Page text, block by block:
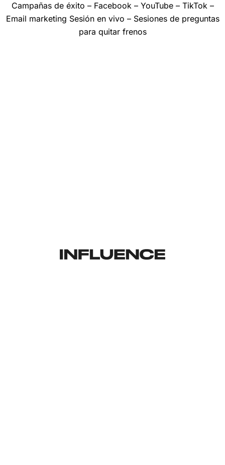
Campañas de éxito – Facebook – YouTube – TikTok –
Email marketing Sesión en vivo – Sesiones de preguntas
para quitar frenos